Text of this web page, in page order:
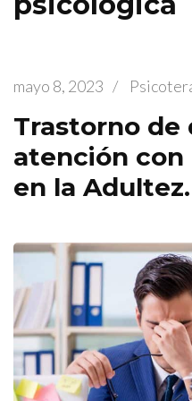
mayo 8, 2023 /
Trastorno de
atención
en la Adultez.